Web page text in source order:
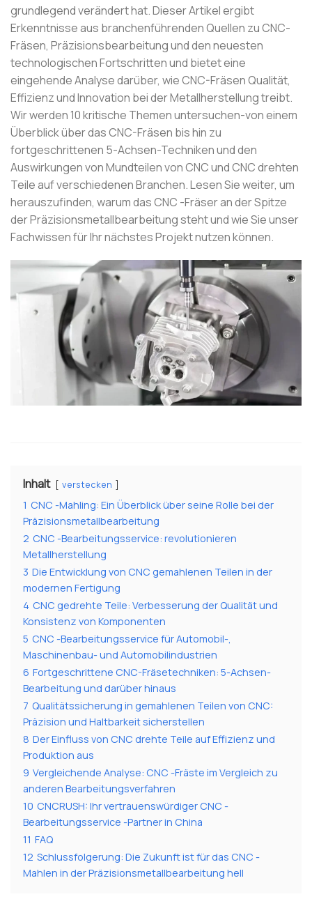
grundlegend verändert hat. Dieser Artikel ergibt
Erkenntnisse aus branchenführenden Quellen zu CNC-
Fräsen, Präzisionsbearbeitung und den neuesten
technologischen Fortschritten und bietet eine
eingehende Analyse darüber, wie CNC-Fräsen Qualität,
Effizienz und Innovation bei der Metallherstellung treibt.
Wir werden 10 kritische Themen untersuchen-von einem
Überblick über das CNC-Fräsen bis hin zu
fortgeschrittenen 5-Achsen-Techniken und den
Auswirkungen von Mundteilen von CNC und CNC drehten
Teile auf verschiedenen Branchen. Lesen Sie weiter, um
herauszufinden, warum das CNC -Fräser an der Spitze
der Präzisionsmetallbearbeitung steht und wie Sie unser
Fachwissen für Ihr nächstes Projekt nutzen können.
Inhalt verstecken
1 CNC -Mahling: Ein Überblick über seine Rolle bei der
Präzisionsmetallbearbeitung
2 CNC -Bearbeitungsservice: revolutionieren
Metallherstellung
3 Die Entwicklung von CNC gemahlenen Teilen in der
modernen Fertigung
4 CNC gedrehte Teile: Verbesserung der Qualität und
Konsistenz von Komponenten
5 CNC -Bearbeitungsservice für Automobil-,
Maschinenbau- und Automobilindustrien
6 Fortgeschrittene CNC-Fräsetechniken: 5-Achsen-
Bearbeitung und darüber hinaus
7 Qualitätssicherung in gemahlenen Teilen von CNC:
Präzision und Haltbarkeit sicherstellen
8 Der Einfluss von CNC drehte Teile auf Effizienz und
Produktion aus
9 Vergleichende Analyse: CNC -Fräste im Vergleich zu
anderen Bearbeitungsverfahren
10 CNCRUSH: Ihr vertrauenswürdiger CNC -
Bearbeitungsservice -Partner in China
11 FAQ
12 Schlussfolgerung: Die Zukunft ist für das CNC -
Mahlen in der Präzisionsmetallbearbeitung hell